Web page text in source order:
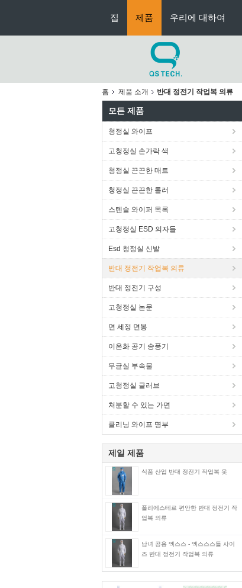
집 제품 우리에 대하여
홈 제품 소개 반대 정전기 작업복 의류
모든 제품
청정실 와이프
고청정실 손가락 색
청정실 끈끈한 매트
청정실 끈끈한 롤러
스텐슬 와이퍼 목록
고청정실 ESD 의자들
Esd 청정실 신발
반대 정전기 작업복 의류
반대 정전기 구성
고청정실 논문
면 세정 면봉
이온화 공기 송풍기
무균실 부속물
고청정실 글러브
처분할 수 있는 가면
클리닝 와이프 명부
제일 제품
식품 산업 반대 정전기 작업복 옷
폴리에스테르 편안한 반대 정전기 작
업복 의류
남녀 공용 엑스스 - 엑스스스들 사이
즈 반대 정전기 작업복 의류